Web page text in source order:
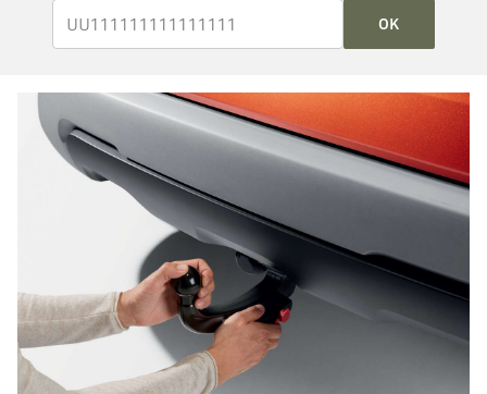
OK